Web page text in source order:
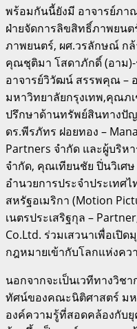
พร้อมกันนี้ยังมี อาจารย์ภา
ฝ่ายจัดการลิขสิทธิ์ภาพยน
ภาพยนตร์, ผศ.วรลักษณ์ ก
คุณชุติมา โสดาภักดิ์ (อาม
อาจารย์วิวัฒน์ สรรพคุณ –
มหาวิทยาลัยกรุงเทพ,คุณภ
ปรึกษาด้านทรัพย์สินทาง
ดร.พีรภัทร ฝอยทอง –
Partners จำกัด และผู้บริห
จำกัด, คุณเทียนชัย ปิ่นวิเศ
อํานวยการประจําประเทศ
สหรัฐอเมริกา (Motion
เนตรประเสริฐกุล –
Co.Ltd. ร่วมเสวนาเพื่อเปิ
กฎหมายเข้ากับโลกแห่งคว
นอกจากจะเป็นเวทีทางวิช
ทัศน์ของคณะนิติศาสตร์ ม
องค์ความรู้ที่สอดคล้องกับ